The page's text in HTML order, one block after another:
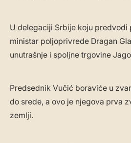
U delegaciji Srbije koju predvodi
ministar poljoprivrede Dragan
unutrašnje i spoljne trgovine
Predsednik Vučić boraviće u
do srede, a ovo je njegova prva
zemlji.